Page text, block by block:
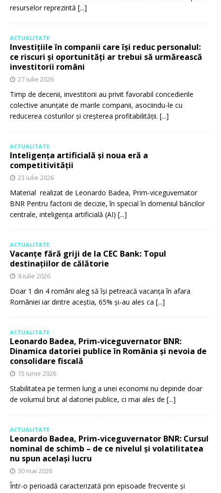
resurselor reprezintă [...]
ACTUALITATE
Investițiile în companii care își reduc personalul:
ce riscuri și oportunități ar trebui să urmărească
investitorii români
27 iulie 2026
Timp de decenii, investitorii au privit favorabil concedierile
colective anunțate de marile companii, asociindu-le cu
reducerea costurilor și creșterea profitabilității. [...]
ACTUALITATE
Inteligența artificială și noua eră a
competitivității
23 iulie 2026
Material realizat de Leonardo Badea, Prim-viceguvernator
BNR Pentru factorii de decizie, în special în domeniul băncilor
centrale, inteligența artificială (AI) [...]
ACTUALITATE
Vacanțe fără griji de la CEC Bank: Topul
destinațiilor de călătorie
9 iulie 2026
Doar 1 din 4 români aleg să își petreacă vacanța în afara
României iar dintre aceștia, 65% și-au ales ca [...]
ACTUALITATE
Leonardo Badea, Prim-viceguvernator BNR:
Dinamica datoriei publice în România și nevoia de
consolidare fiscală
15 iunie 2026
Stabilitatea pe termen lung a unei economii nu depinde doar
de volumul brut al datoriei publice, ci mai ales de [...]
ACTUALITATE
Leonardo Badea, Prim-viceguvernator BNR: Cursul
nominal de schimb – de ce nivelul și volatilitatea
nu spun același lucru
30 mai 2026
Într-o perioadă caracterizată prin episoade frecvente și